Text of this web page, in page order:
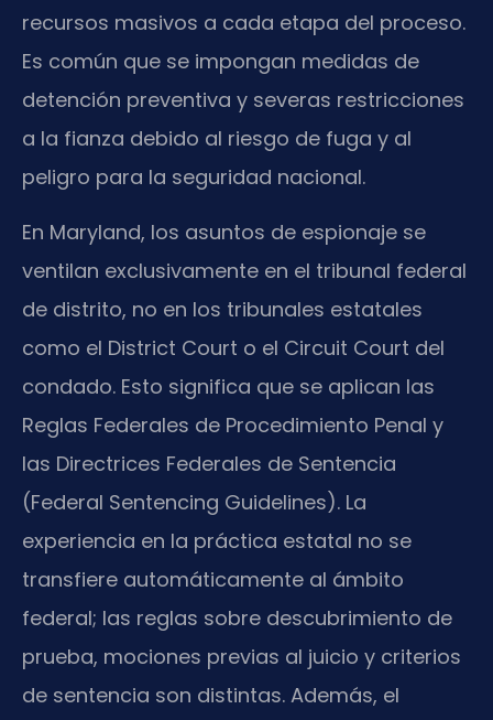
recursos masivos a cada etapa del proceso.
Es común que se impongan medidas de
detención preventiva y severas restricciones
a la fianza debido al riesgo de fuga y al
peligro para la seguridad nacional.
En Maryland, los asuntos de espionaje se
ventilan exclusivamente en el tribunal federal
de distrito, no en los tribunales estatales
como el District Court o el Circuit Court del
condado. Esto significa que se aplican las
Reglas Federales de Procedimiento Penal y
las Directrices Federales de Sentencia
(Federal Sentencing Guidelines). La
experiencia en la práctica estatal no se
transfiere automáticamente al ámbito
federal; las reglas sobre descubrimiento de
prueba, mociones previas al juicio y criterios
de sentencia son distintas. Además, el